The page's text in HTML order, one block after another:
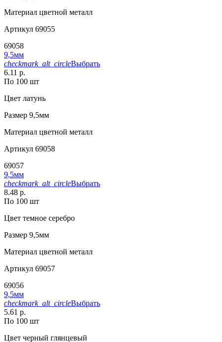
Материал цветной металл
Артикул 69055
69058
9,5мм
checkmark_alt_circleВыбрать
6.11 р.
По 100 шт
Цвет латунь
Размер 9,5мм
Материал цветной металл
Артикул 69058
69057
9,5мм
checkmark_alt_circleВыбрать
8.48 р.
По 100 шт
Цвет темное серебро
Размер 9,5мм
Материал цветной металл
Артикул 69057
69056
9,5мм
checkmark_alt_circleВыбрать
5.61 р.
По 100 шт
Цвет черный глянцевый